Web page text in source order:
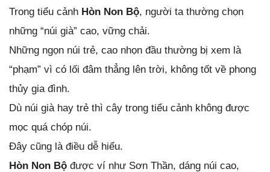
Trong tiểu cảnh Hòn Non Bộ, người ta thường chọn
những “núi già” cao, vững chải.
Những ngọn núi trẻ, cao nhọn đầu thường bị xem là
“phạm” vì có lối đâm thẳng lên trời, không tốt về phong
thủy gia đình.
Dù núi già hay trẻ thì cây trong tiểu cảnh không được
mọc quá chóp núi.
Đây cũng là điều dễ hiểu.
Hòn Non Bộ được ví như Sơn Thần, dáng núi cao,